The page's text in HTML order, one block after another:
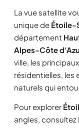
La vue satellite
unique de Étoile-
département
Alpes-Côte
ville, les
résidentielles, les
naturels qui
Pour explorer
angles, consultez